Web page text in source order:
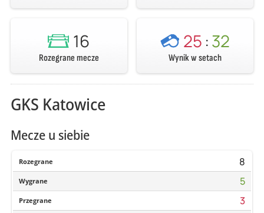
16
Rozegrane mecze
25 :32
Wynik w setach
GKS Katowice
Mecze u siebie
Rozegrane 8
Wygrane 5
Przegrane 3